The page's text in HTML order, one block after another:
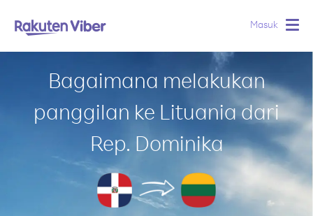
Masuk
Bagaimana melakukan
panggilan ke Lituania dari
Rep. Dominika